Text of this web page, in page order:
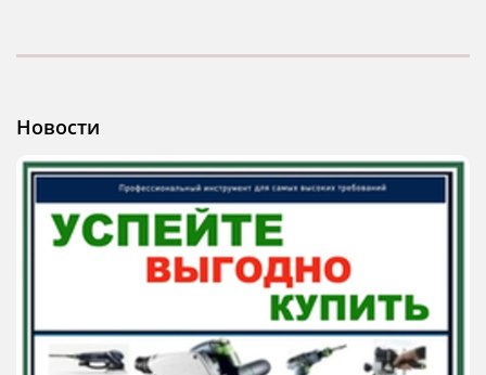
Новости